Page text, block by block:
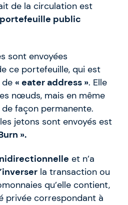
de la circulation est
portefeuille public
sont envoyées
ce portefeuille, qui est
de « eater address ». Elle
nœuds, mais en même
façon permanente.
jetons sont envoyés est
».
et n’a
la transaction ou
qu’elle contient,
privée correspondant à